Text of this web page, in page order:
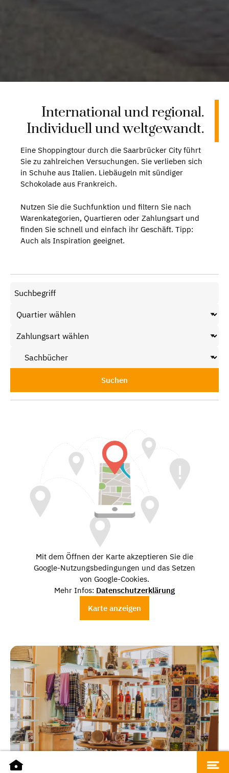
International und regional.
Individuell und weltgewandt.
Eine Shoppingtour durch die Saarbrücker City führt
Sie zu zahlreichen Versuchungen. Sie verlieben sich
in Schuhe aus Italien. Liebäugeln mit sündiger
Schokolade aus Frankreich.
Nutzen Sie die Suchfunktion und filtern Sie nach
Warenkategorien, Quartieren oder Zahlungsart und
finden Sie schnell und einfach ihr Geschäft. Tipp:
Auch als Inspiration geeignet.
Suchen
Mit dem Öffnen der Karte akzeptieren Sie die
Google-Nutzungsbedingungen und das Setzen
von Google-Cookies.
Mehr Infos: Datenschutzerklärung
Karte anzeigen